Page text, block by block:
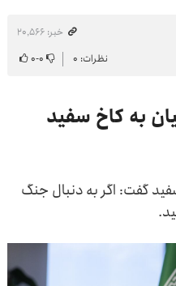
خبر: ۲۰٬۵۶۶
نظرات: ۰ ۰-۰
به کاخ سفید
گفت: اگر به دنبال جنگ